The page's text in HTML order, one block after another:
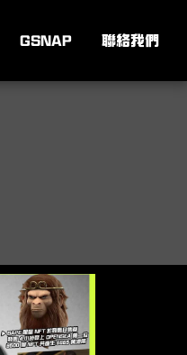
GSNAP 聯絡我們